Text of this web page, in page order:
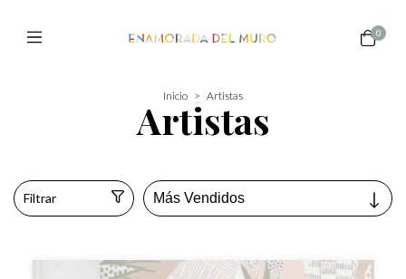
0
Inicio > Artistas
Artistas
Filtrar